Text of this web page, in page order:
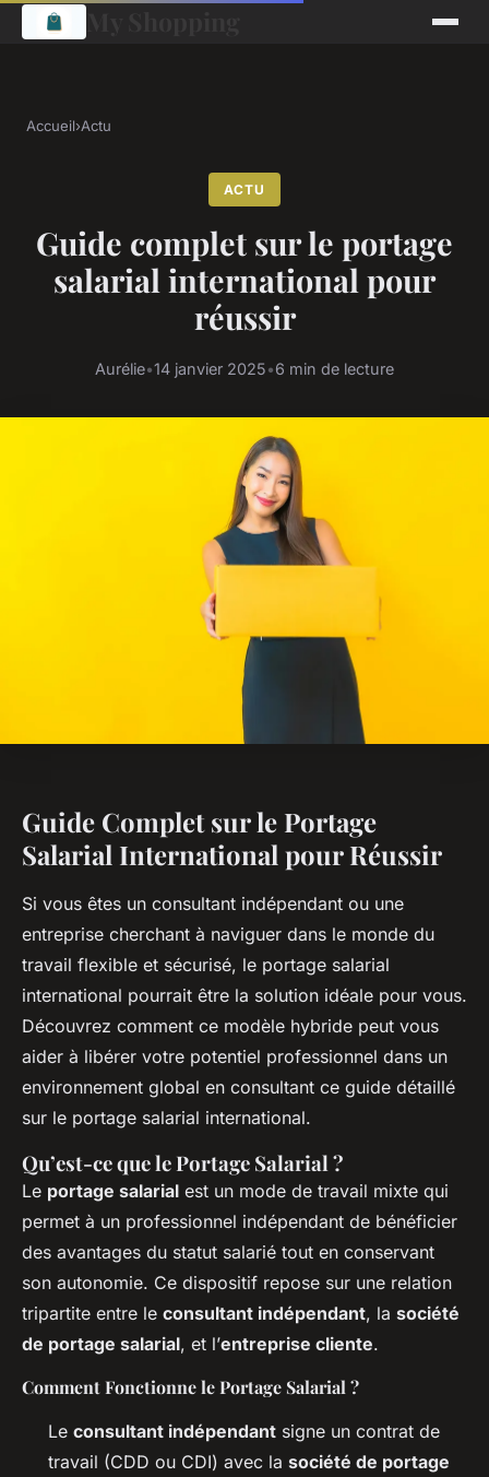
Accueil›Actu
ACTU
Guide complet sur le portage
salarial international pour
réussir
Aurélie•14 janvier 2025•6 min de lecture
Guide Complet sur le Portage
Salarial International pour Réussir
Si vous êtes un consultant indépendant ou une
entreprise cherchant à naviguer dans le monde du
travail flexible et sécurisé, le portage salarial
international pourrait être la solution idéale pour vous.
Découvrez comment ce modèle hybride peut vous
aider à libérer votre potentiel professionnel dans un
environnement global en consultant ce guide détaillé
sur le portage salarial international.
Qu’est-ce que le Portage Salarial ?
Le portage salarial est un mode de travail mixte qui
permet à un professionnel indépendant de bénéficier
des avantages du statut salarié tout en conservant
son autonomie. Ce dispositif repose sur une relation
tripartite entre le consultant indépendant, la société
de portage salarial, et l’entreprise cliente.
Comment Fonctionne le Portage Salarial ?
Le consultant indépendant signe un contrat de
travail (CDD ou CDI) avec la société de portage